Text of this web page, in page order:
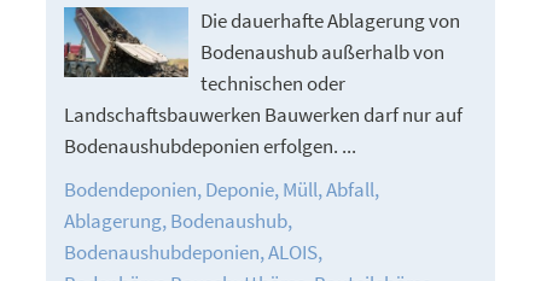
Die dauerhafte Ablagerung von
Bodenaushub außerhalb von
technischen oder
Landschaftsbauwerken Bauwerken darf nur auf
Bodenaushubdeponien erfolgen. ...
Bodendeponien Deponie Müll Abfall
Ablagerung Bodenaushub
Bodenaushubdeponien ALOIS